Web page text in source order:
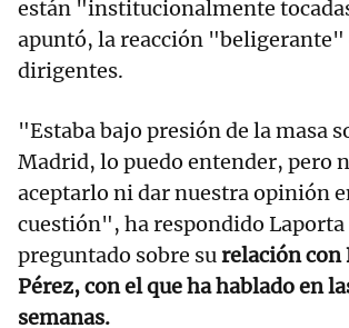
están "institucionalmente
apuntó, la reacción "beligerante"
dirigentes.
"Estaba bajo presión de la masa
Madrid, lo puedo entender, pero
aceptarlo ni dar nuestra opinión
cuestión", ha respondido Laporta
preguntado sobre surelación
Pérez, con el que ha hablado en
semanas.